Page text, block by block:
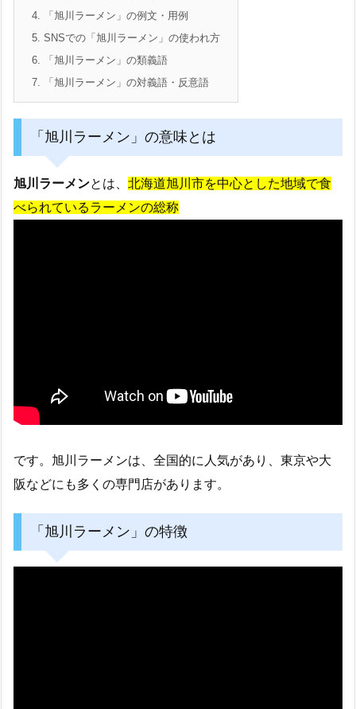
4. 「旭川ラーメン」の例文・用例
5. SNSでの「旭川ラーメン」の使われ方
6. 「旭川ラーメン」の類義語
7. 「旭川ラーメン」の対義語・反意語
「旭川ラーメン」の意味とは
旭川ラーメンとは、 北海道旭川市を中心とした地域で食
べられているラーメンの総称
です。旭川ラーメンは、全国的に人気があり、東京や大
阪などにも多くの専門店があります。
「旭川ラーメン」の特徴